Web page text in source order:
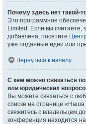
Почему здесь нет такой-
Это программное
Limited. Если вы считаете,
добавлена, посетите
уже поданные идеи или
Вернуться к началу
С кем можно связаться по
или юридических
Вы можете связаться с
списке на странице
свяжитесь с владельцем
конференция находится